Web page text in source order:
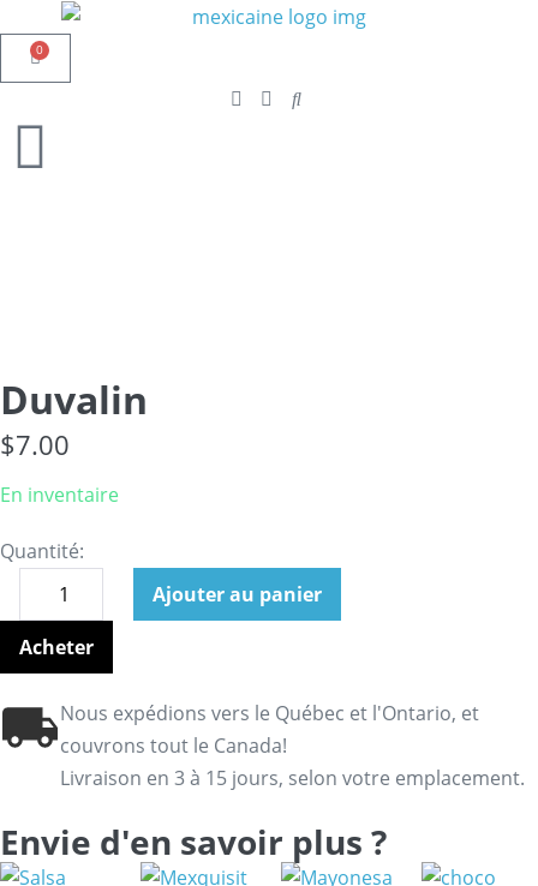
0
Duvalin
$7.00
En inventaire
Quantité:
Ajouter au panier
Acheter
Nous expédions vers le Québec et l'Ontario, et
couvrons tout le Canada!
Livraison en 3 à 15 jours, selon votre emplacement.
Envie d'en savoir plus ?